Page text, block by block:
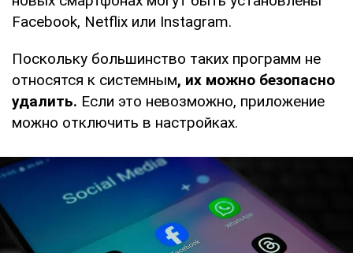
Facebook, Netflix или Instagram.
Поскольку большинство таких программ не
относятся к системным, их можно безопасно
удалить. Если это невозможно, приложение
можно отключить в настройках.